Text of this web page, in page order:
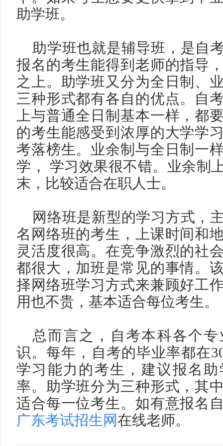
助学班。
助学班也就是辅导班，是自
报名的考生能得到老师的指导
之上。助学班又分为全日制、
三种形式都有各自的优点。自
上与普通全日制基本一样，都
的考生能感受到浓厚的大学学
考落榜生。业余制与全日制一
学，
学习效果很不错。业余制
末，比较适合在职人士。
网络班是新型的学习方式，
名网络班的考生，上课时间和
灵活度很高。在竞争激烈的社
都很大，加班是常见的事情。
择网络班学习方式来兼顾好工
用也不贵，基本适合每位考生。
总而言之，自考本科各个
识。每年，自考的毕业率都在
学习能力的考生，建议报名
率。助学班分为三种形式，其
适合每一位考生。如有意报名
广东考试招生网在线老师。